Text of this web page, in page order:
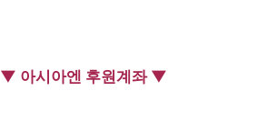
▼ 아시아엔 후원계좌 ▼